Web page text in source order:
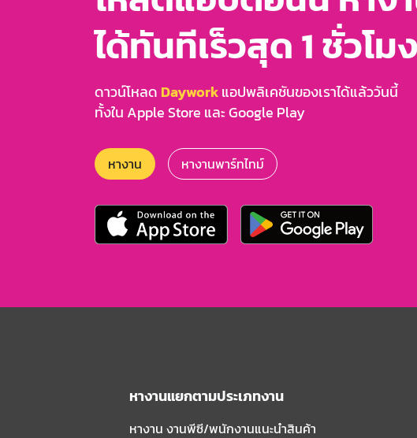
ได้ทันทีเร็วสุด 1 ชั่วโม
ดาวน์โหลด Dayworkแอปพลิเคชันของเราได้แล้ววันนี้
ทั้งใน Apple Store และ Google Play
หางาน หางานพาร์ทไทม์
หางานแยกตามประเภทงาน
หางาน งานพีซี/พนักงานแนะนําสินค้า